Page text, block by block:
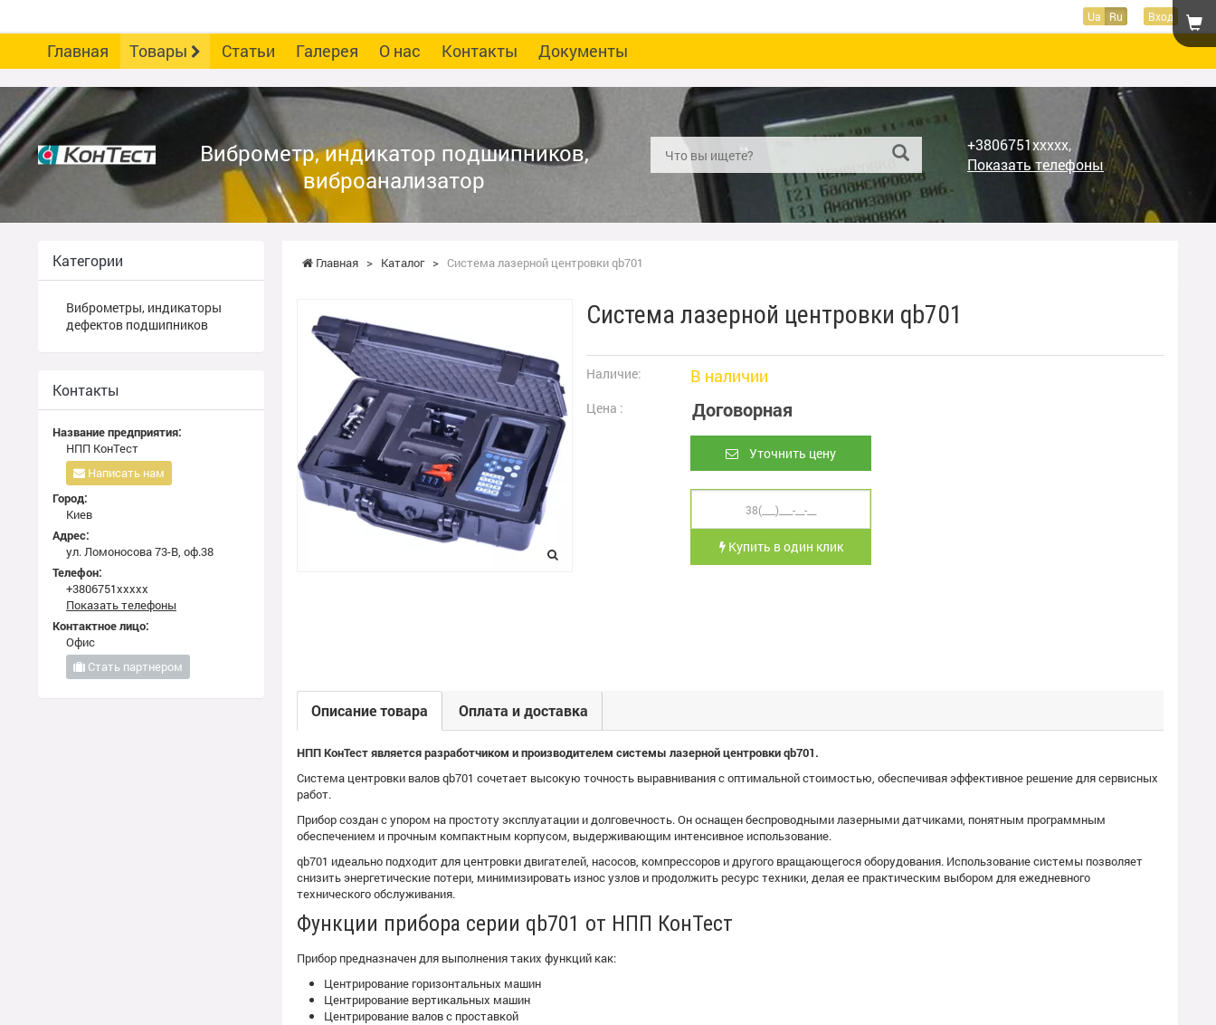
Ua Ru Вход
Главная Товары Статьи Галерея О нас Контакты Документы
НПП КОНТЕСТ
Виброметр, индикатор подшипников,
виброанализатор
+3806751xxxxx,
Показать телефоны
Главная > Каталог > Система лазерной центровки qb701
Система лазерной центровки qb701
Наличие: В наличии
Цена : Договорная
Уточнить цену
Купить в один клик
Описание товара Оплата и доставка
НПП КонТест является разработчиком и производителем системы лазерной центровки qb701.
Система центровки валов qb701 сочетает высокую точность выравнивания с оптимальной стоимостью, обеспечивая эффективное решение для сервисных
работ.
Прибор создан с упором на простоту эксплуатации и долговечность. Он оснащен беспроводными лазерными датчиками, понятным программным
обеспечением и прочным компактным корпусом, выдерживающим интенсивное использование.
qb701 идеально подходит для центровки двигателей, насосов, компрессоров и другого вращающегося оборудования. Использование системы позволяет
снизить энергетические потери, минимизировать износ узлов и продолжить ресурс техники, делая ее практическим выбором для ежедневного
технического обслуживания.
Функции прибора серии qb701 от НПП КонТест
Прибор предназначен для выполнения таких функций как:
Центрирование горизонтальных машин
Центрирование вертикальных машин
Центрирование валов с проставкой
Категории
Виброметры, индикаторы
дефектов подшипников
Контакты
Название предприятия:
НПП КонТест
Написать нам
Город:
Киев
Адрес:
ул. Ломоносова 73-В, оф.38
Телефон:
+3806751xxxxx
Показать телефоны
Контактное лицо:
Офис
Стать партнером